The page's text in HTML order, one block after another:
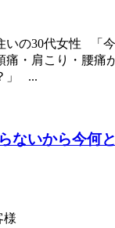
いの30代女性 「
痛・肩こり・腰痛
」 ...
ないから今何
様